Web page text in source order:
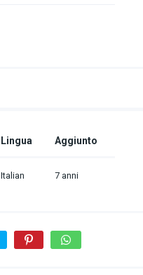
Lingua Aggiunto
Italian 7 anni